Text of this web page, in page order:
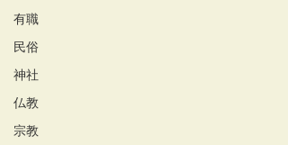
有職
民俗
神社
仏教
宗教